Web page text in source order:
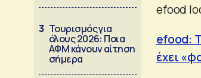
3 Τουρισμός για
όλους 2026: Ποια
ΑΦΜ κάνουν αίτηση
σήμερα
efood
efood:
έχει